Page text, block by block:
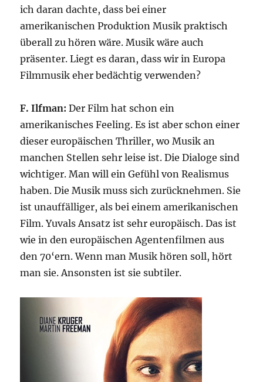
ich daran dachte, dass bei einer
amerikanischen Produktion Musik praktisch
überall zu hören wäre. Musik wäre auch
präsenter. Liegt es daran, dass wir in Europa
Filmmusik eher bedächtig verwenden?
F. Ilfman: Der Film hat schon ein
amerikanisches Feeling. Es ist aber schon einer
dieser europäischen Thriller, wo Musik an
manchen Stellen sehr leise ist. Die Dialoge sind
wichtiger. Man will ein Gefühl von Realismus
haben. Die Musik muss sich zurücknehmen. Sie
ist unauffälliger, als bei einem amerikanischen
Film. Yuvals Ansatz ist sehr europäisch. Das ist
wie in den europäischen Agentenfilmen aus
den 70‘ern. Wenn man Musik hören soll, hört
man sie. Ansonsten ist sie subtiler.